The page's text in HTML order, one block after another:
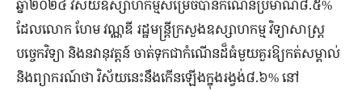
ឆ្នាំ២០២៤ វិស័យឧស្សាហកម្មសម្រេចបានកំណើនប្រមាណ៨.៥​%
ដែលលោក ហែម វណ្ណឌី រដ្ឋមន្រ្តីក្រសួងឧស្សាហកម្ម វិទ្យាសាស្ត្រ
បច្ចេកវិទ្យា និងនវានុវត្តន៍ ចាត់ទុកជាកំណើនដ៏ធំមួយគួរឱ្យកត់សម្គាល់
និងព្យាករណ៍ថា វិស័យនេះនឹងកើនឡើងក្នុងរង្វង់៨.៦% នៅ